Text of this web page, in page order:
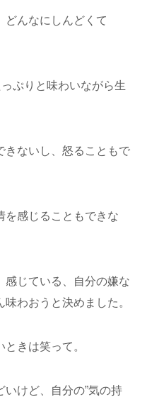
どんなにしんどくて
ぷりと味わいながら生
きないし、怒ることもで
を感じることもできな
感じている、自分の嫌な
わおうと決めました。
きは笑って。
けど、自分の”気の持